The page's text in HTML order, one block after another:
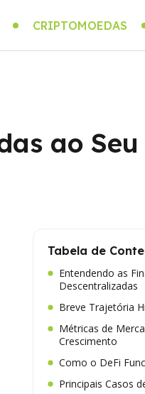
CRIPTOMOEDAS
ao Seu
Tabela de
Entendendo as
Descentralizadas
Breve Trajetória
Métricas de
Crescimento
Como o DeFi
Principais Casos